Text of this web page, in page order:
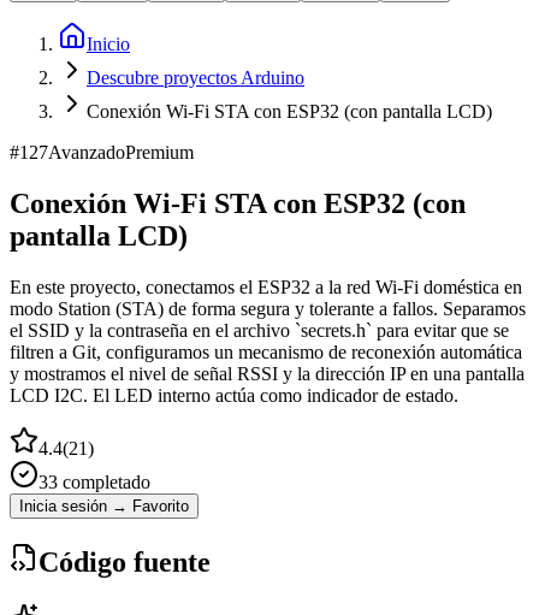
Inicio
Descubre proyectos Arduino
Conexión Wi-Fi STA con ESP32 (con pantalla LCD)
#127AvanzadoPremium
Conexión Wi-Fi STA con ESP32 (con
pantalla LCD)
En este proyecto, conectamos el ESP32 a la red Wi-Fi doméstica en
modo Station (STA) de forma segura y tolerante a fallos. Separamos
el SSID y la contraseña en el archivo `secrets.h` para evitar que se
filtren a Git, configuramos un mecanismo de reconexión automática
y mostramos el nivel de señal RSSI y la dirección IP en una pantalla
LCD I2C. El LED interno actúa como indicador de estado.
4.4(21)
33 completado
Inicia sesión → Favorito
Código fuente